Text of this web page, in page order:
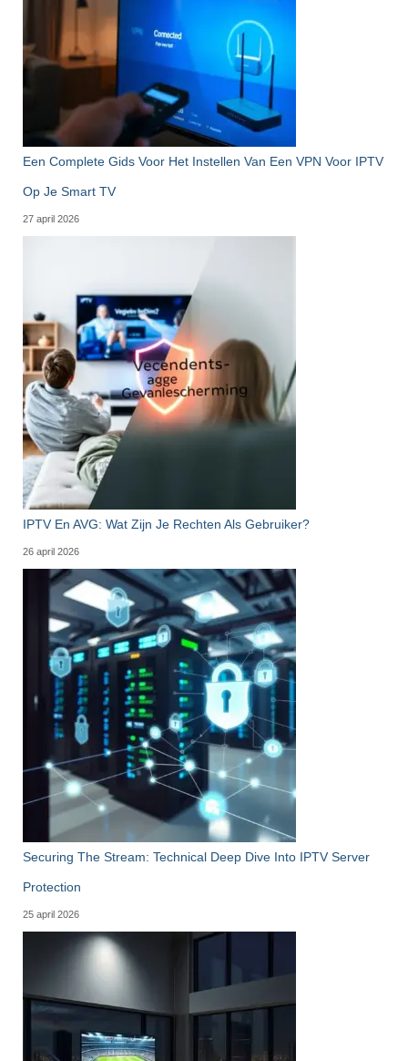
Een Complete Gids Voor Het Instellen Van Een VPN Voor IPTV
Op Je Smart TV
27 april 2026
IPTV En AVG: Wat Zijn Je Rechten Als Gebruiker?
26 april 2026
Securing The Stream: Technical Deep Dive Into IPTV Server
Protection
25 april 2026